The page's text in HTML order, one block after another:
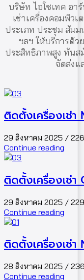
บริษัท ไอโซเทค อา
เช่าเครื่องคอมพิว
ประเภท ประชุม สัม
ฯลฯ ให้บริการด้
ประสิทธิภาพสูง ทันส
จัดส่งแ
ติดตั้งเครื่องเช่
29 สิงหาคม 2025 /
Continue reading
ติดตั้งเครื่องเช่
29 สิงหาคม 2025 /
Continue reading
ติดตั้งเครื่องเช่
28 สิงหาคม 2025 /
Continue reading